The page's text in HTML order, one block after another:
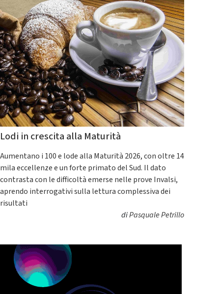
Lodi in crescita alla Maturità
Aumentano i 100 e lode alla Maturità 2026, con oltre 14
mila eccellenze e un forte primato del Sud. Il dato
contrasta con le difficoltà emerse nelle prove Invalsi,
aprendo interrogativi sulla lettura complessiva dei
risultati
diPasquale Petrillo